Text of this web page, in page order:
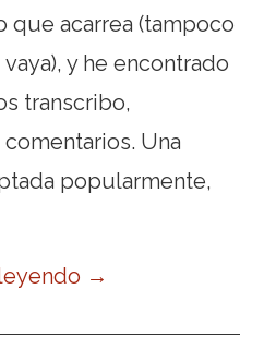
que acarrea (tampoco
y he encontrado
transcribo,
Una
popularmente,
→